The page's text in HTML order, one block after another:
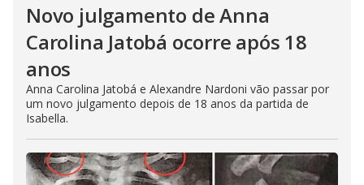
Novo julgamento de Anna
Carolina Jatobá ocorre após 18
anos
Anna Carolina Jatobá e Alexandre Nardoni vão passar por
um novo julgamento depois de 18 anos da partida de
Isabella.